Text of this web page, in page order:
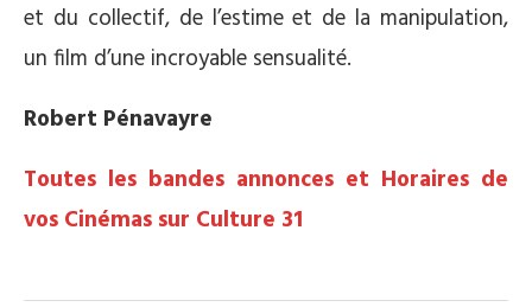
et du collectif, de l’estime et de la manipulation,
un film d’une incroyable sensualité.
Robert Pénavayre
Toutes les bandes annonces et Horaires de
vos Cinémas sur Culture 31